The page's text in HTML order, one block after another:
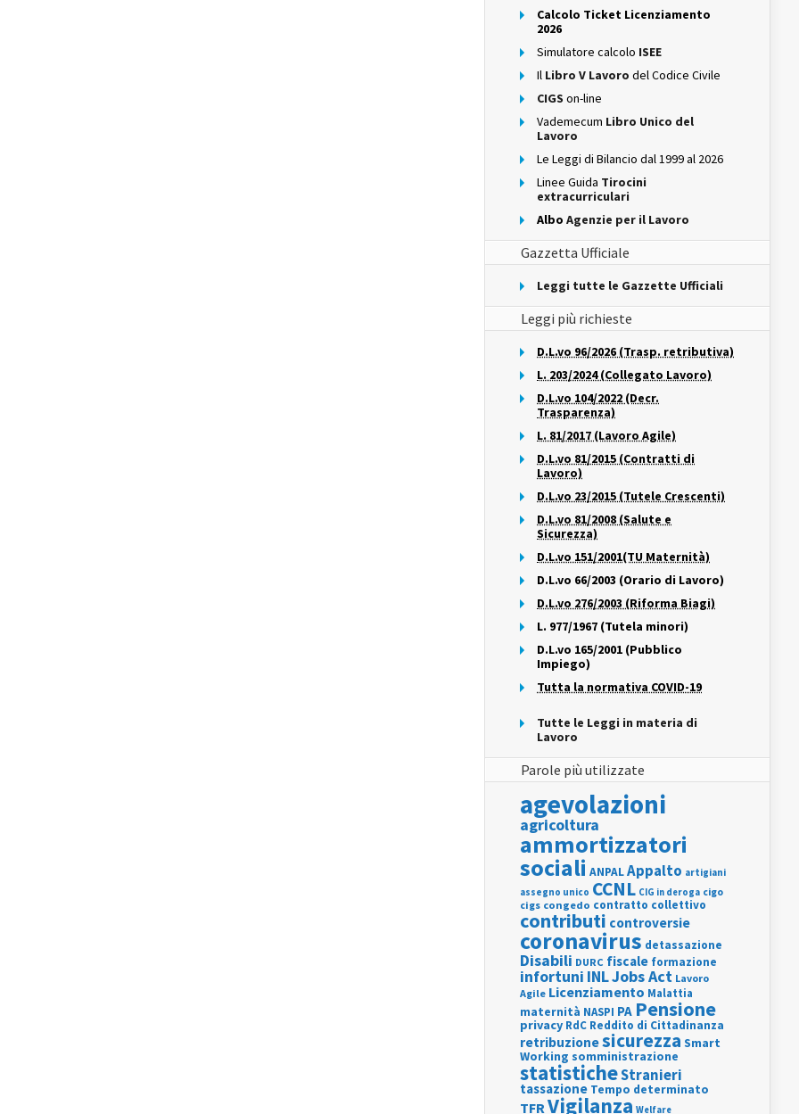
Calcolo Ticket Licenziamento
2026
Simulatore calcolo ISEE
Il Libro V Lavoro del Codice Civile
CIGS on-line
Vademecum Libro Unico del
Lavoro
Le Leggi di Bilancio dal 1999 al 2026
Linee Guida Tirocini
extracurriculari
Albo Agenzie per il Lavoro
Gazzetta Ufficiale
Leggi tutte le Gazzette Ufficiali
Leggi più richieste
D.L.vo 96/2026 (Trasp. retributiva)
L. 203/2024 (Collegato Lavoro)
D.L.vo 104/2022 (Decr.
Trasparenza)
L. 81/2017 (Lavoro Agile)
D.L.vo 81/2015 (Contratti di
Lavoro)
D.L.vo 23/2015 (Tutele Crescenti)
D.L.vo 81/2008 (Salute e
Sicurezza)
D.L.vo 151/2001(TU Maternità)
D.L.vo 66/2003 (Orario di Lavoro)
D.L.vo 276/2003 (Riforma Biagi)
L. 977/1967 (Tutela minori)
D.L.vo 165/2001 (Pubblico
Impiego)
Tutta la normativa COVID-19
Tutte le Leggi in materia di
Lavoro
Parole più utilizzate
agevolazioni
agricoltura
ammortizzatori
sociali ANPALAppalto artigiani
assegno unico CCNL CIG in deroga cigo
cigs congedo contratto collettivo
contributi controversie
coronavirus detassazione
Disabili DURC fiscale formazione
infortuni INLJobs Act Lavoro
Agile Licenziamento Malattia
maternità NASPI PA Pensione
privacy RdC Reddito di Cittadinanza
retribuzionesicurezza Smart
Working somministrazione
statisticheStranieri
tassazione Tempo determinato
TFRVigilanza Welfare